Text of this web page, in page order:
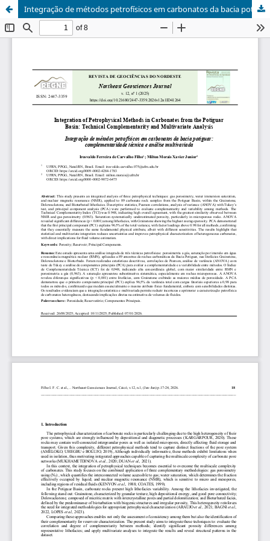
Integração de métodos petrofísicos em carbonatos da bacia potiguar: complementaridade técnica e análise multivariada